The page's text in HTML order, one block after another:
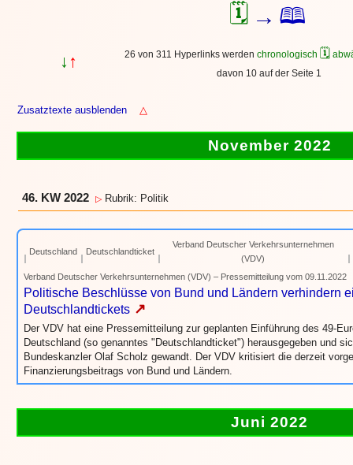
🗓 → 🕮
↓ ↑ 26 von 311 Hyperlinks werden chronologisch 🗓
davon 10 auf der Seite 1
Zusatztexte ausblenden △
November 2022
46. KW 2022 ▷ Rubrik: Politik
Deutschland Deutschlandticket
Verband Deutscher Verkehrsunternehmen
(VDV)
Verband Deutscher Verkehrsunternehmen (VDV) – Pressemitteilung vom 09.11.2022
Politische Beschlüsse von Bund und Ländern verhindern
Deutschlandtickets ↗
Der VDV hat eine Pressemitteilung zur geplanten Einführung des 49-
Deutschland (so genanntes "Deutschlandticket") herausgegeben und
Bundeskanzler Olaf Scholz gewandt. Der VDV kritisiert die derzeit
Finanzierungsbeitrags von Bund und Ländern.
Juni 2022